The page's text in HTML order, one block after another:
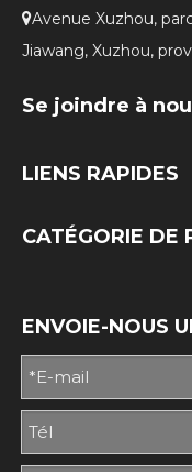
Avenue Xuzhou,
Jiawang, Xuzhou,
Se joindre à
LIENS RAPIDES
CATÉGORIE DE
ENVOIE-NOUS